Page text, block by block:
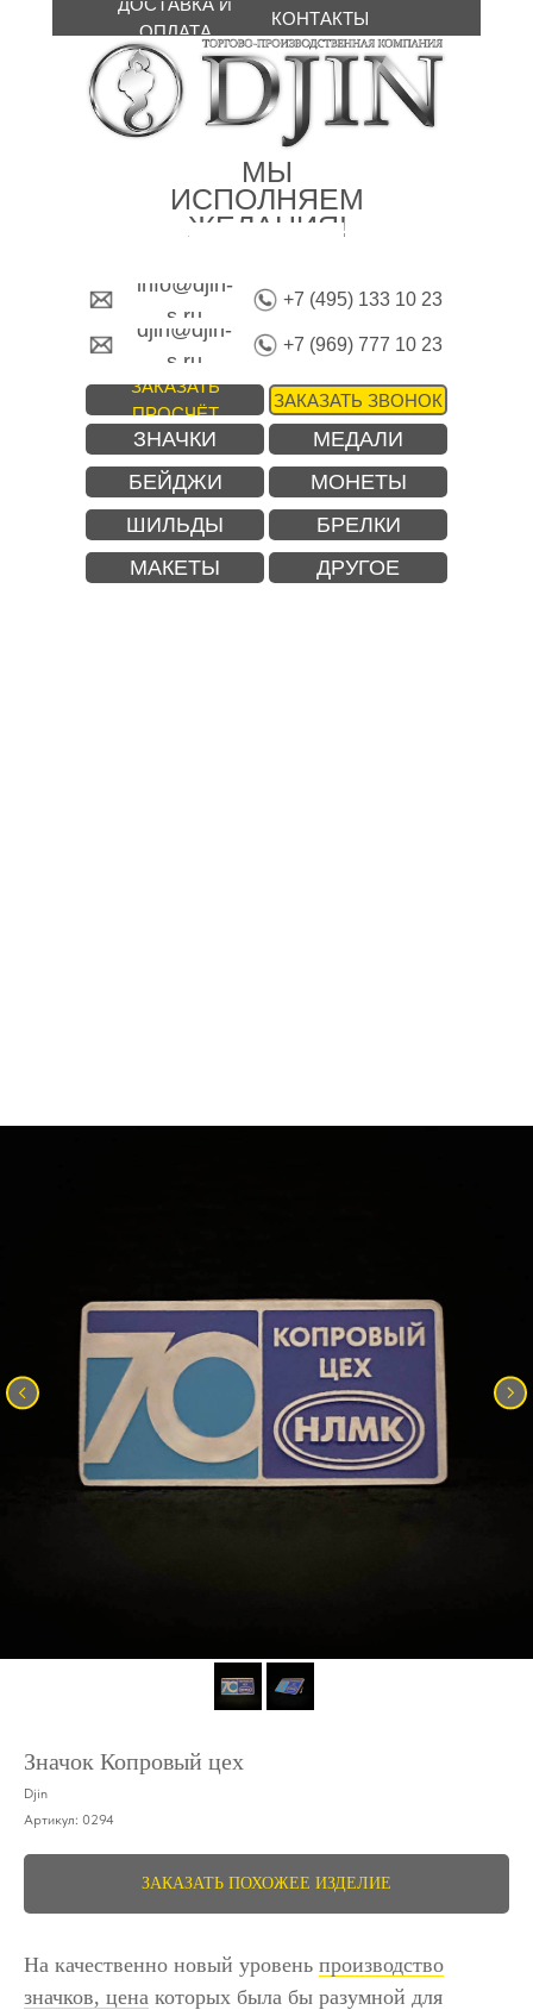
МЫ
ИСПОЛНЯЕМ
ЖЕЛАНИЯ!
ЗАКАЗАТЬ
ПРОСЧЁТ
+7 (969) 777 10 23
+7 (495) 133 10 23
ЗАКАЗАТЬ ЗВОНОК
ДОСТАВКА И
ОПЛАТА
КОНТАКТЫ
ЗНАЧКИ МЕДАЛИ
ШИЛЬДЫ БРЕЛКИ
БЕЙДЖИ МОНЕТЫ
info@djin-
s.ru
djin@djin-
s.ru
МАКЕТЫ ДРУГОЕ
Значок Копровый цех
Djin
Артикул: 0294
ЗАКАЗАТЬ ПОХОЖЕЕ ИЗДЕЛИЕ
На качественно новый уровень производство
значков, цена которых была бы разумной для